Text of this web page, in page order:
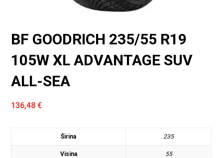
BF GOODRICH 235/55 R19
105W XL ADVANTAGE SUV
ALL-SEA
136,48€
Širina 235
Visina 55